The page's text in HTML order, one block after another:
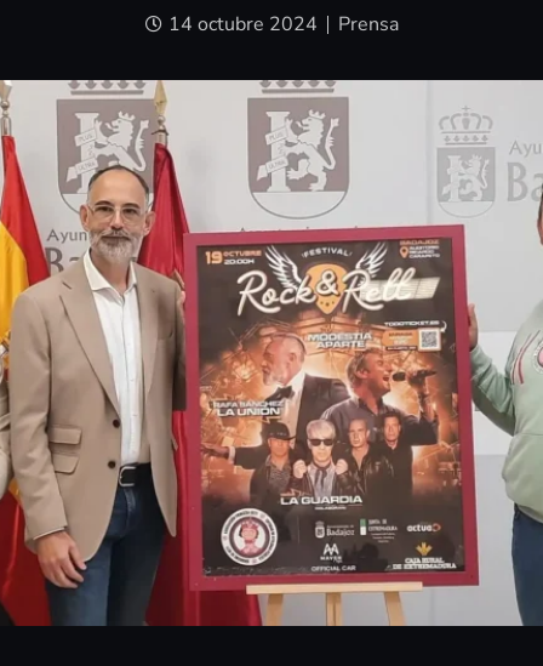
14 octubre 2024 Prensa